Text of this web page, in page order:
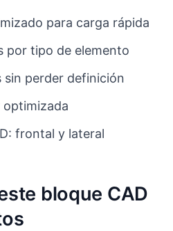
para carga rápida
por tipo de elemento
sin perder definición
optimizada
frontal y lateral
bloque CAD